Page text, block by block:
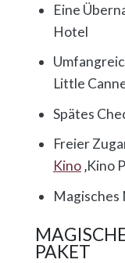
Eine
Hotel
Little
Spätes
Freier
Kino‚Kino
PAKET